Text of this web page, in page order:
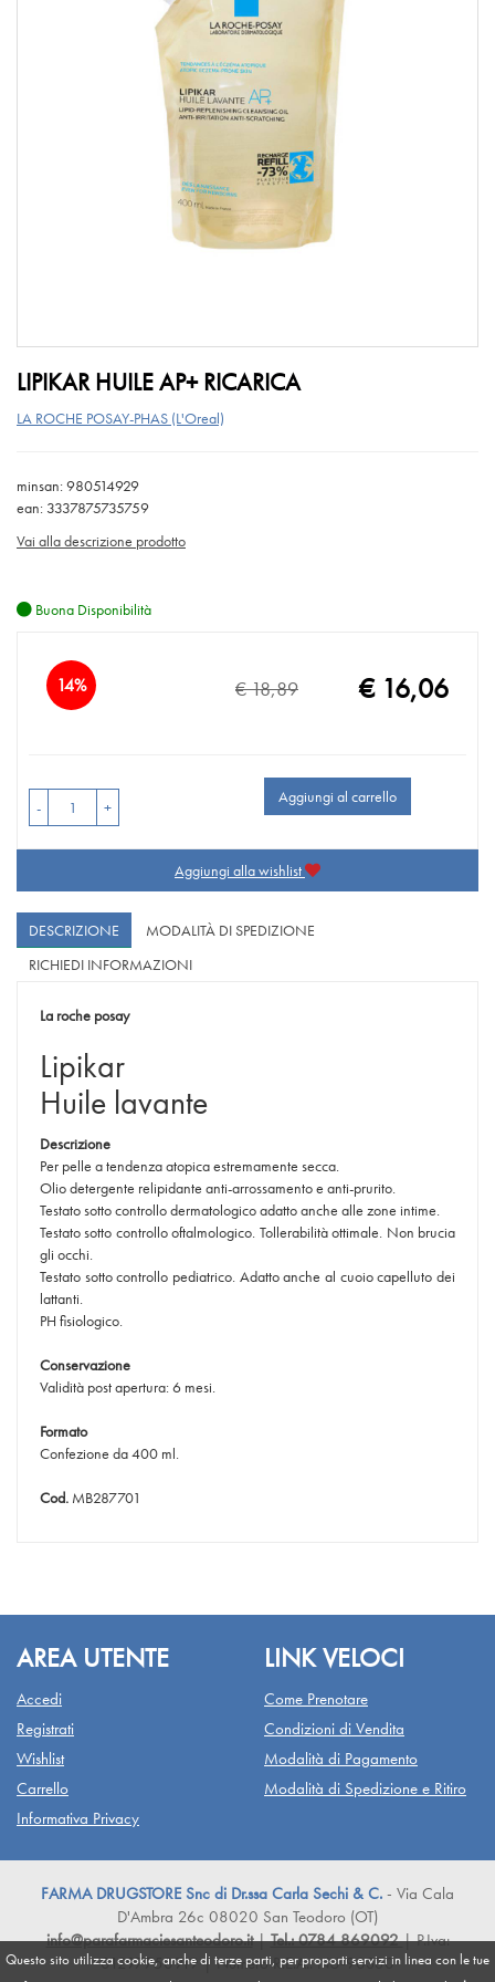
Questo sito utilizza cookie, anche di terze parti, per proporti servizi in linea con le tue
LIPIKAR HUILE AP+ RICARICA
LA ROCHE POSAY-PHAS (L'Oreal)
minsan: 980514929
ean: 3337875735759
Vai alla descrizione prodotto
Buona Disponibilità
Sconto
del
14% € 18,89
Prezzo
€ 16,06
- +
Aggiungi al carrello
Aggiungi alla wishlist
DESCRIZIONE
MODALITÀ DI SPEDIZIONE
RICHIEDI INFORMAZIONI
La roche posay
Lipikar
Huile lavante
Descrizione
Per pelle a tendenza atopica estremamente secca.
Olio detergente relipidante anti-arrossamento e anti-prurito.
Testato sotto controllo dermatologico adatto anche alle zone intime.
Testato sotto controllo oftalmologico. Tollerabilità ottimale. Non brucia
gli occhi.
Testato sotto controllo pediatrico. Adatto anche al cuoio capelluto dei
lattanti.
PH fisiologico.
Conservazione
Validità post apertura: 6 mesi.
Formato
Confezione da 400 ml.
Cod. MB287701
AREA UTENTE
Accedi
Registrati
Wishlist
Carrello
Informativa Privacy
LINK VELOCI
Come Prenotare
Condizioni di Vendita
Modalità di Pagamento
Modalità di Spedizione e Ritiro
FARMA DRUGSTORE Snc di Dr.ssa Carla Sechi & C. - Via Cala
D'Ambra 26c 08020 San Teodoro (OT)
info@parafarmaciesanteodoro.it|Tel.: 0784 869092| P.Iva:
01297750919 | Numero R.E.A.: NU-90330